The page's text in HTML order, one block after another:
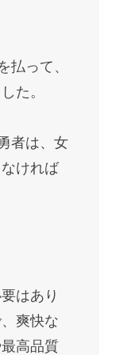
払って、
た。
者は、女
ければ
はあり
爽快な
高品質